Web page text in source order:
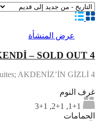
عرض المنشأة
4 Season Suites TÜKENDİ – SOLD OUT
4 Season Suites; AKDENİZ’İN GİZLİ…
غرف النوم
1+1, 2+1, 3+1
الحمامات